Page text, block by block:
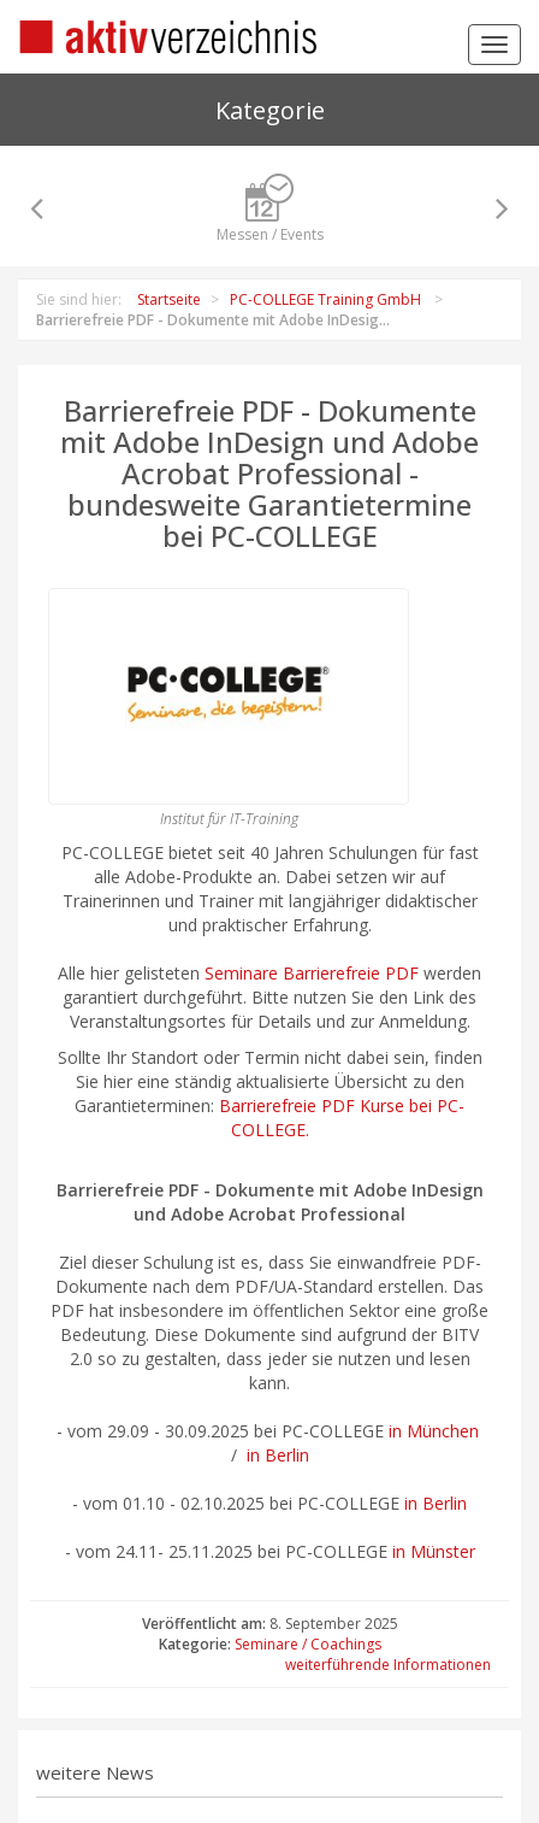
Kategorie
Messen / Events
Sie sind hier: Startseite
PC-COLLEGE Training GmbH
Barrierefreie PDF - Dokumente mit Adobe InDesig...
Barrierefreie PDF - Dokumente
mit Adobe InDesign und Adobe
Acrobat Professional -
bundesweite Garantietermine
bei PC-COLLEGE
Institut für IT-Training
PC-COLLEGE bietet seit 40 Jahren Schulungen für fast
alle Adobe-Produkte an. Dabei setzen wir auf
Trainerinnen und Trainer mit langjähriger didaktischer
und praktischer Erfahrung.
Alle hier gelisteten Seminare Barrierefreie PDF werden
garantiert durchgeführt. Bitte nutzen Sie den Link des
Veranstaltungsortes für Details und zur Anmeldung.
Sollte Ihr Standort oder Termin nicht dabei sein, finden
Sie hier eine ständig aktualisierte Übersicht zu den
Garantieterminen: Barrierefreie PDF Kurse bei PC-
COLLEGE.
Barrierefreie PDF - Dokumente mit Adobe InDesign
und Adobe Acrobat Professional
Ziel dieser Schulung ist es, dass Sie einwandfreie PDF-
Dokumente nach dem PDF/UA-Standard erstellen. Das
PDF hat insbesondere im öffentlichen Sektor eine große
Bedeutung. Diese Dokumente sind aufgrund der BITV
2.0 so zu gestalten, dass jeder sie nutzen und lesen
kann.
- vom 29.09 - 30.09.2025 bei PC-COLLEGE in München
/ in Berlin
- vom 01.10 - 02.10.2025 bei PC-COLLEGE in Berlin
- vom 24.11- 25.11.2025 bei PC-COLLEGE in Münster
Veröffentlicht am: 8. September 2025
Kategorie: Seminare / Coachings
weiterführende Informationen
weitere News